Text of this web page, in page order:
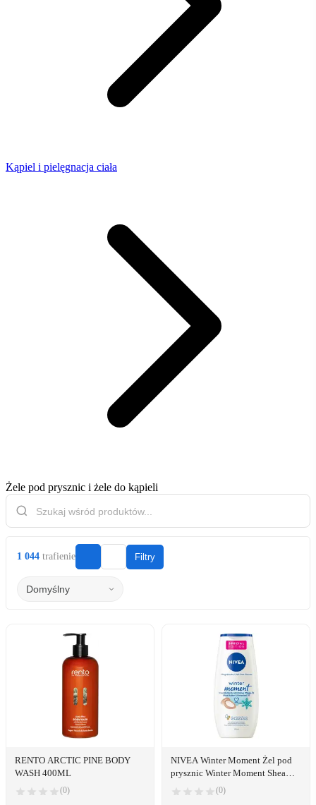
Kąpiel i pielęgnacja ciała
Żele pod prysznic i żele do kąpieli
1 044 trafienie Filtry
RENTO ARCTIC PINE BODY
WASH 400ML
(0)
NIVEA Winter Moment Żel pod
prysznic Winter Moment Shea
Butter 250 ml
(0)